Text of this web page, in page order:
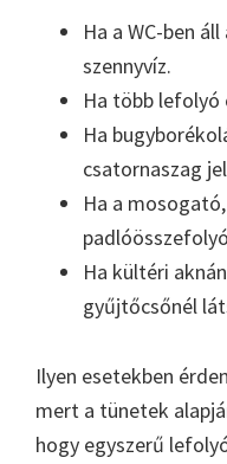
Ha a WC-ben
szennyvíz.
Ha több lefolyó
Ha
csatornaszag
Ha a
Ha kültéri
gyűjtőcsőnél
Ilyen esetekben
mert a tünetek
hogy egyszerű